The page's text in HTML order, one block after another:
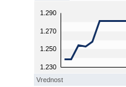
1.230
1.250
1.270
1.290
Vrednost